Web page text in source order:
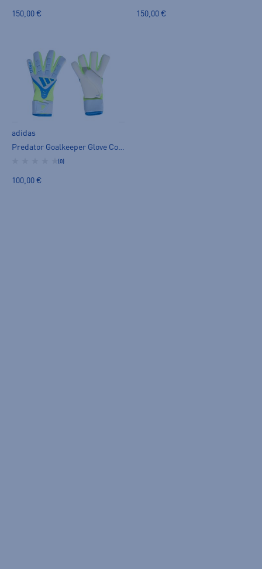
150,00 € 150,00 €
adidas
(0)
100,00 €